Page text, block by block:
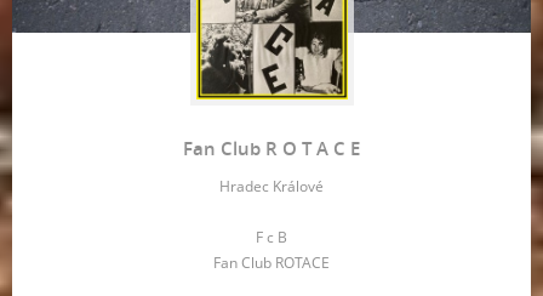
Fan Club R O T A C E
Hradec Králové
F c B
Fan Club ROTACE